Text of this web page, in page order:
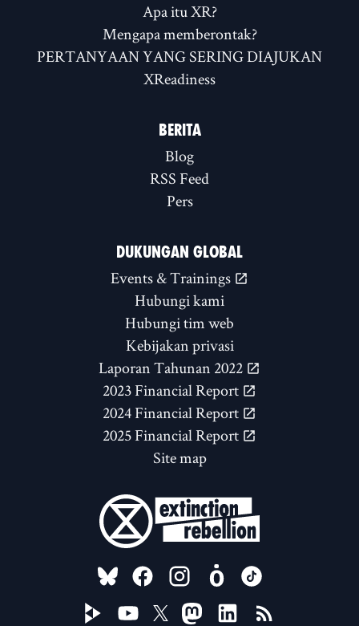
Apa itu XR?
Mengapa memberontak?
PERTANYAAN YANG SERING DIAJUKAN
XReadiness
BERITA
Blog
RSS Feed
Pers
DUKUNGAN GLOBAL
Events & Trainings
Hubungi kami
Hubungi tim web
Kebijakan privasi
Laporan Tahunan 2022
2023 Financial Report
2024 Financial Report
2025 Financial Report
Site map
FOLLOW US ON